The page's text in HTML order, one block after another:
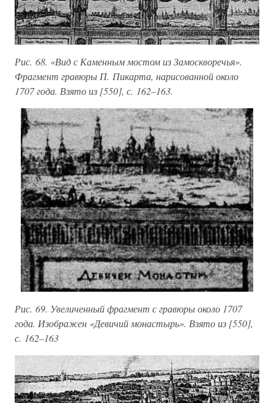
Рис. 68. «Вид с Каменным мостом из Замоскворечья».
Фрагмент гравюры П. Пикарта, нарисованной около
1707 года. Взято из [550], с. 162–163.
Рис. 69. Увеличенный фрагмент с гравюры около 1707
года. Изображен «Девичий монастырь». Взято из [550],
с. 162–163